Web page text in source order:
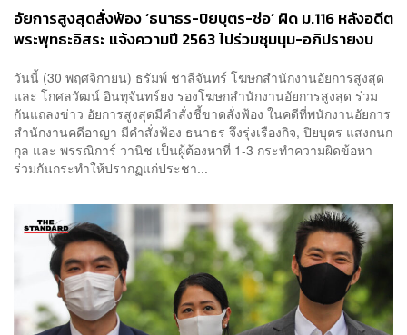
อัยการสูงสุดสั่งฟ้อง ‘ธนาธร-ปิยบุตร-ช่อ’ ผิด ม.116 หลังอดีต
พระพุทธะอิสระ เเจ้งความปี 2563 ไปร่วมชุมนุม-อภิปรายงบ
วันนี้ (30 พฤศจิกายน) ธรัมพ์ ชาลีจันทร์ โฆษกสำนักงานอัยการสูงสุด
และ โกศลวัฒน์ อินทุจันทร์ยง รองโฆษกสำนักงานอัยการสูงสุด ร่วม
กันแถลงข่าว อัยการสูงสุดมีคำสั่งชี้ขาดสั่งฟ้อง ในคดีที่พนักงานอัยการ
สำนักงานคดีอาญา มีคำสั่งฟ้อง ธนาธร จึงรุ่งเรืองกิจ, ปิยบุตร แสงกนก
กุล และ พรรณิการ์ วานิช เป็นผู้ต้องหาที่ 1-3 กระทำความผิดข้อหา
ร่วมกันกระทำให้ปรากฏแก่ประชา...